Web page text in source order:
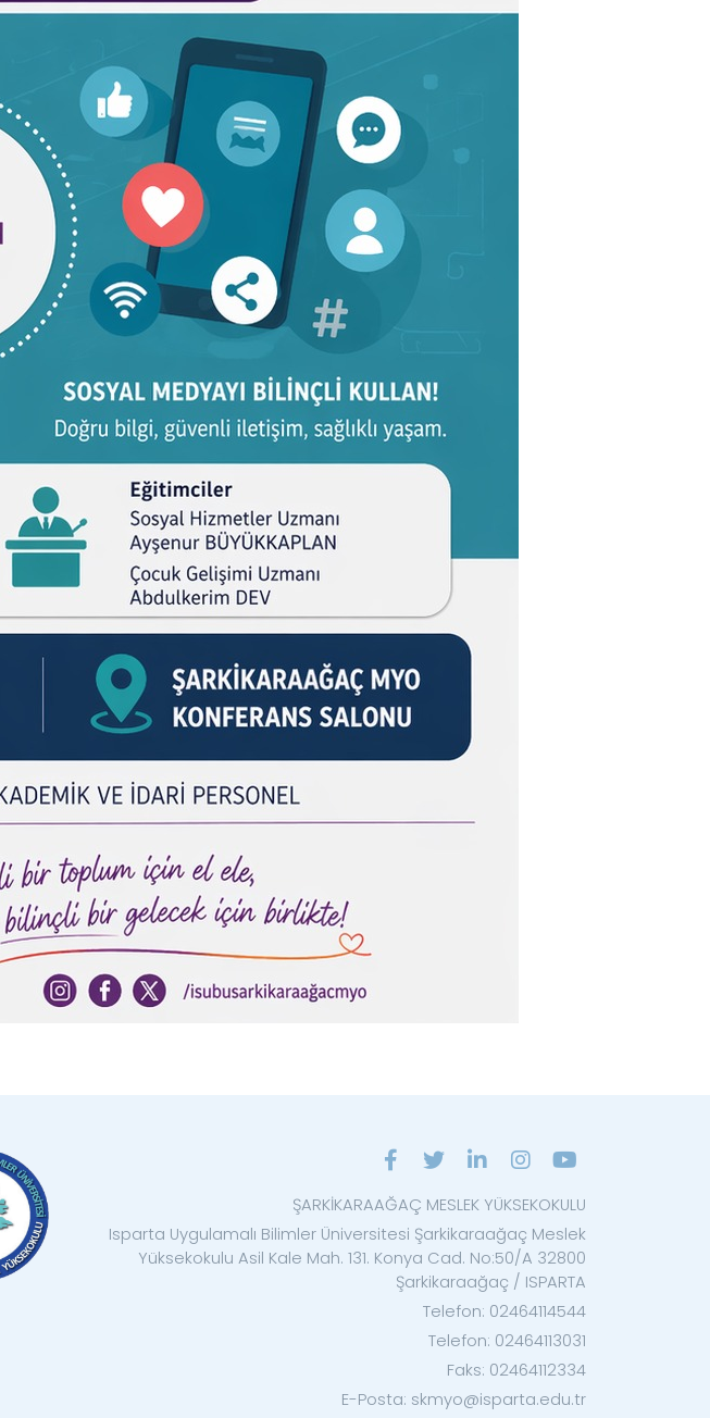
ŞARKİKARAAĞAÇ MESLEK YÜKSEKOKULU
Isparta Uygulamalı Bilimler Üniversitesi Şarkikaraağaç Meslek
Yüksekokulu Asil Kale Mah. 131. Konya Cad. No:50/A 32800
Şarkikaraağaç / ISPARTA
Telefon: 02464114544
Telefon: 02464113031
Faks: 02464112334
E-Posta: skmyo@isparta.edu.tr